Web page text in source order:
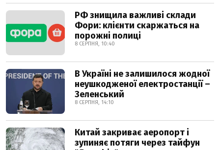
РФ знищила важливі склади
Фори: клієнти скаржаться на
порожні полиці
8 СЕРПНЯ, 10:40
В Україні не залишилося жодної
неушкодженої електростанції –
Зеленський
8 СЕРПНЯ, 14:10
Китай закриває аеропорт і
зупиняє потяги через тайфун